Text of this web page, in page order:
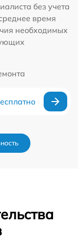
без учета
время
необходимых